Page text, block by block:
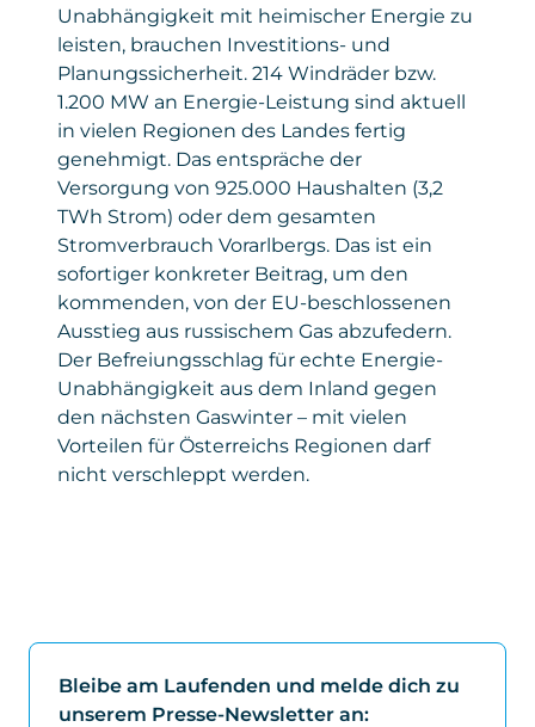
Unabhängigkeit mit heimischer Energie zu
leisten, brauchen Investitions- und
Planungssicherheit. 214 Windräder bzw.
1.200 MW an Energie-Leistung sind aktuell
in vielen Regionen des Landes fertig
genehmigt. Das entspräche der
Versorgung von 925.000 Haushalten (3,2
TWh Strom) oder dem gesamten
Stromverbrauch Vorarlbergs. Das ist ein
sofortiger konkreter Beitrag, um den
kommenden, von der EU-beschlossenen
Ausstieg aus russischem Gas abzufedern.
Der Befreiungsschlag für echte Energie-
Unabhängigkeit aus dem Inland gegen
den nächsten Gaswinter – mit vielen
Vorteilen für Österreichs Regionen darf
nicht verschleppt werden.
Bleibe am Laufenden und melde dich zu
unserem Presse-Newsletter an: